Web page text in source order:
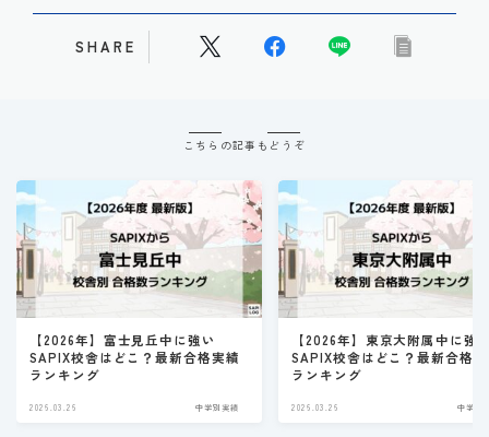
SHARE
こちらの記事もどうぞ
【2026年】富士見丘中に強い
SAPIX校舎はどこ？最新合格実績
ランキング
2026.03.26 中学別実績
【2026年】東京大附属中に強
SAPIX校舎はどこ？最新合格
ランキング
2026.03.26 中学別